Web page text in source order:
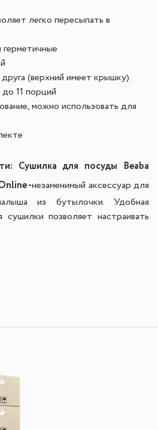
легко пересыпать в
герметичные
(верхний имеет крышку)
11 порций
можно использовать для
Сушилка для посуды Beaba
-незаменимый аксессуар для
из бутылочки. Удобная
сушилки позволяет настраивать